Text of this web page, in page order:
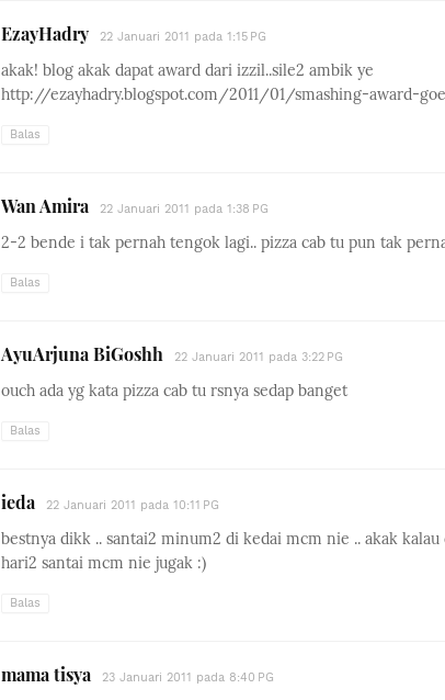
EzayHadry 22 Januari 2011 pada 1:15 PG
akak! blog akak dapat award dari izzil..sile2 ambik ye
http://ezayhadry.blogspot.com/2011/01/smashing-award-
Balas
Wan Amira 22 Januari 2011 pada 1:38 PG
2-2 bende i tak pernah tengok lagi.. pizza cab tu pun tak
Balas
AyuArjuna BiGoshh 22 Januari 2011 pada 3:22 PG
ouch ada yg kata pizza cab tu rsnya sedap banget
Balas
ieda 22 Januari 2011 pada 10:11 PG
bestnya dikk .. santai2 minum2 di kedai mcm nie .. akak
hari2 santai mcm nie jugak :)
Balas
mama tisya 23 Januari 2011 pada 8:40 PG